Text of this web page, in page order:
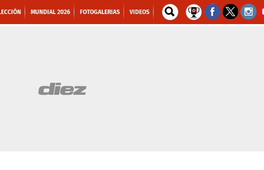
MUNDIAL 2026 FOTOGALERIAS VIDEOS